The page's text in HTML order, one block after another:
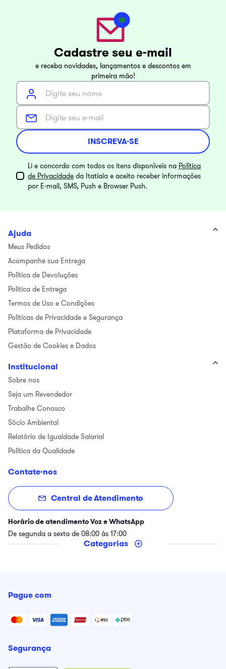
Cadastre seu e-mail
e receba novidades, lançamentos e descontos em
primeira mão!
INSCREVA-SE
Li e concordo com todos os itens disponíveis na Política
de Privacidade da Itatiaia e aceito receber informações
por E-mail, SMS, Push e Browser Push.
Ajuda
Meus Pedidos
Acompanhe sua Entrega
Política de Devoluções
Politica de Entrega
Termos de Uso e Condições
Politicas de Privacidade e Segurança
Plataforma de Privacidade
Gestão de Cookies e Dados
Institucional
Sobre nos
Seja um Revendedor
Trabalhe Conosco
Sócio Ambiental
Relatório de Igualdade Salarial
Política da Qualidade
Contate-nos
Central de Atendimento
Horário de atendimento Voz e WhatsApp
De segunda a sexta de 08:00 às 17:00
Categorias
Pague com
Segurança